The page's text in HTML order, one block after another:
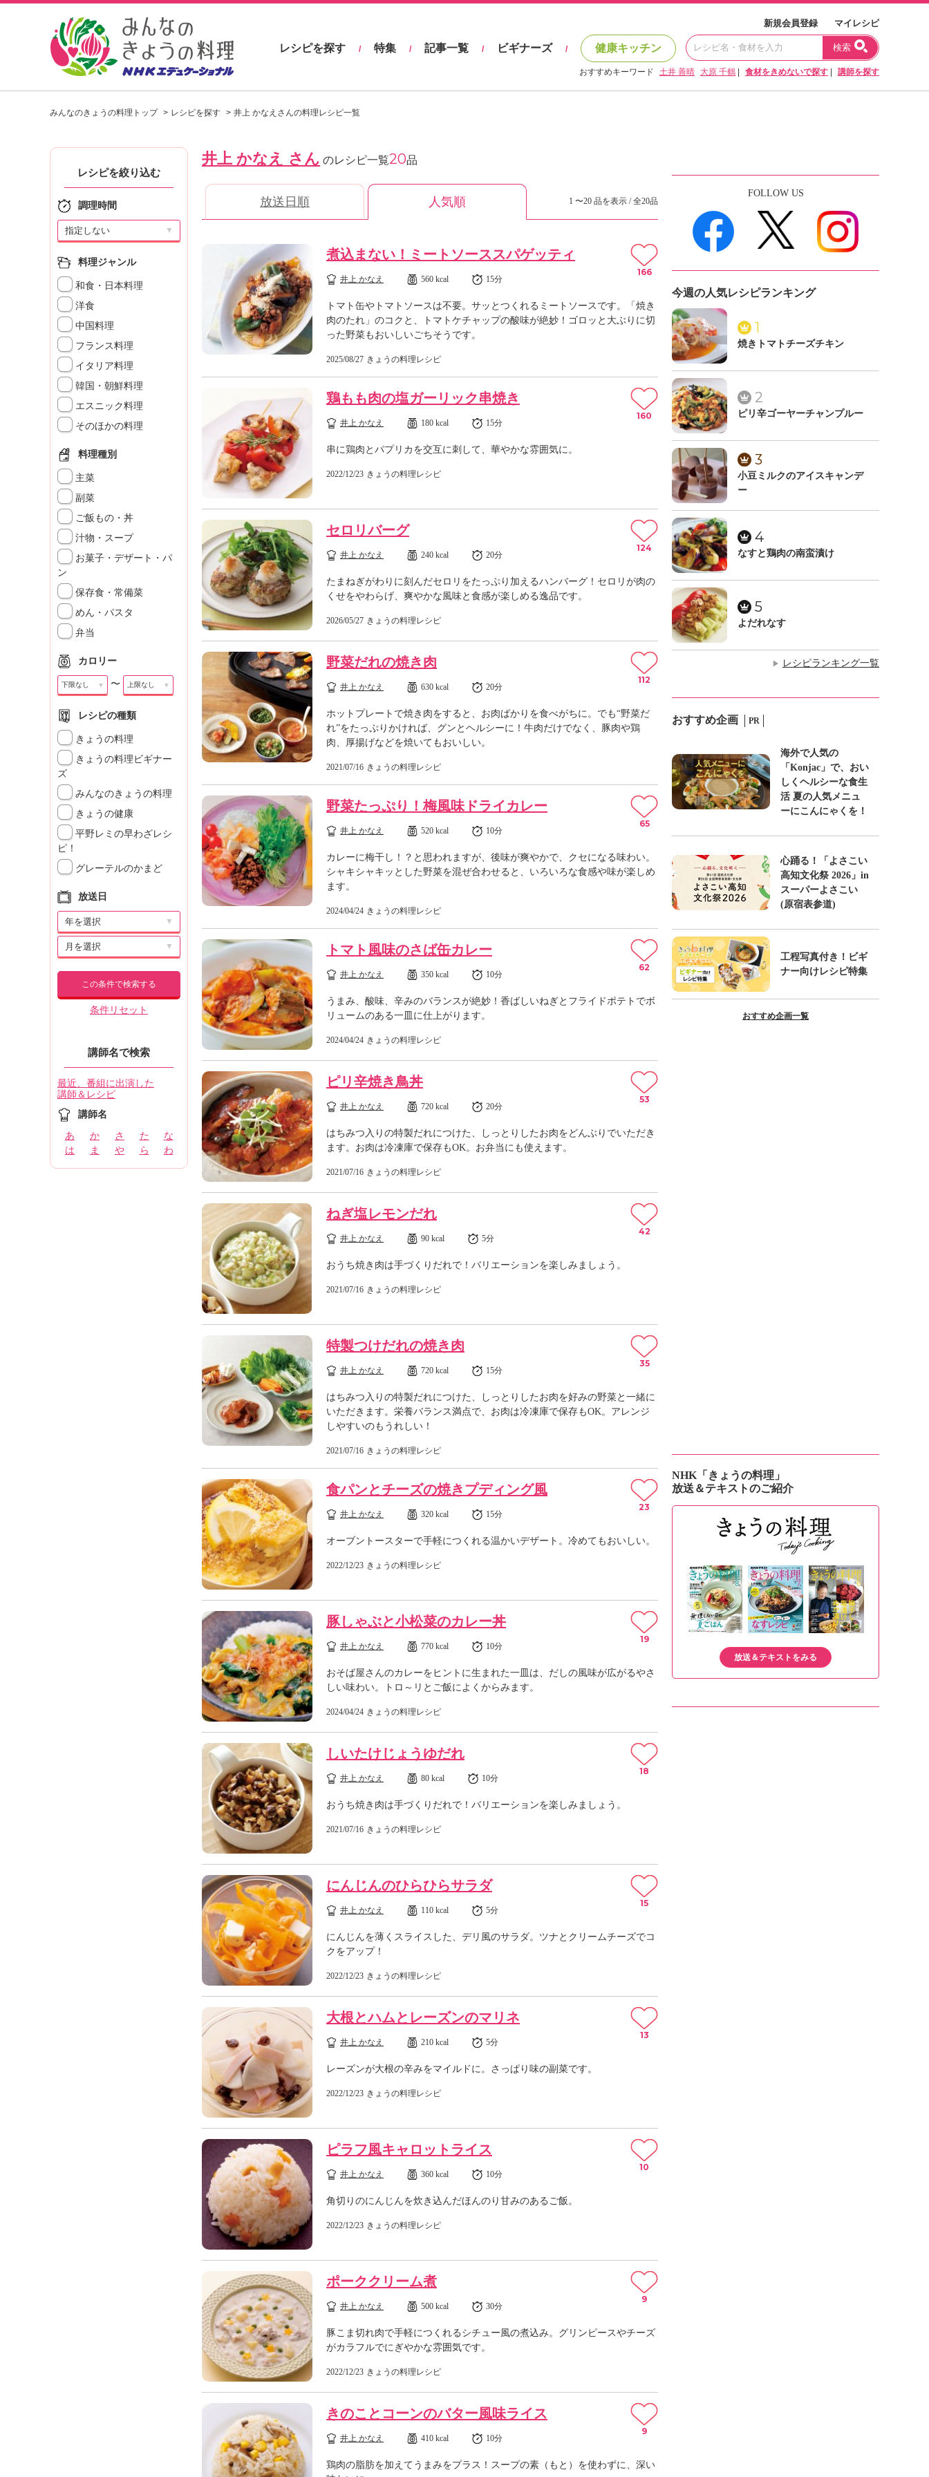
し
シ
を
う
。
H
K
エ
デ
ケ
ョ
ナ
ル
「
み
ん
の
き
ょ
う
の
料
」
新規会員登録 マイレシピ
レシピを探す / 特集 / 記事一覧 / ビギナーズ / 健康キッチン 検索
おすすめキーワード 土井 善晴 大原 千鶴 食材をきめないで探す 講師を探す
みんなのきょうの料理トップ レシピを探す 井上 かなえさんの料理レシピ一覧
レシピを絞り込む
調理時間
▼
料理ジャンル
和食・日本料理
洋食
中国料理
フランス料理
イタリア料理
韓国・朝鮮料理
エスニック料理
そのほかの料理
料理種別
主菜
副菜
ご飯もの・丼
汁物・スープ
お菓子・デザート・パ
ン
保存食・常備菜
めん・パスタ
弁当
カロリー
▼ 〜 ▼
レシピの種類
きょうの料理
きょうの料理ビギナー
ズ
みんなのきょうの料理
きょうの健康
平野レミの早わざレシ
ピ！
グレーテルのかまど
放送日
▼
▼
この条件で検索する
条件リセット
講師名で検索
最近、番組に出演した
講師＆レシピ
講師名
あ か さ た
な
は
ま や ら わ
井上 かなえ さん のレシピ一覧20品
放送日順 人気順 1 〜20 品を表示 / 全20品
煮込まない！ミートソーススパゲッティ
井上 かなえ 560 kcal 15分
トマト缶やトマトソースは不要。サッとつくれるミートソースです。「焼き
肉のたれ」のコクと、トマトケチャップの酸味が絶妙！ゴロッと大ぶりに切
った野菜もおいしいごちそうです。
2025/08/27 きょうの料理レシピ
166
鶏もも肉の塩ガーリック串焼き
井上 かなえ 180 kcal 15分
串に鶏肉とパプリカを交互に刺して、華やかな雰囲気に。
2022/12/23 きょうの料理レシピ
160
セロリバーグ
井上 かなえ 240 kcal 20分
たまねぎがわりに刻んだセロリをたっぷり加えるハンバーグ！セロリが肉の
くせをやわらげ、爽やかな風味と食感が楽しめる逸品です。
2026/05/27 きょうの料理レシピ
124
野菜だれの焼き肉
井上 かなえ 630 kcal 20分
ホットプレートで焼き肉をすると、お肉ばかりを食べがちに。でも“野菜だ
れ”をたっぷりかければ、グンとヘルシーに！牛肉だけでなく、豚肉や鶏
肉、厚揚げなどを焼いてもおいしい。
2021/07/16 きょうの料理レシピ
112
野菜たっぷり！梅風味ドライカレー
井上 かなえ 520 kcal 10分
カレーに梅干し！？と思われますが、後味が爽やかで、クセになる味わい。
シャキシャキッとした野菜を混ぜ合わせると、いろいろな食感や味が楽しめ
ます。
2024/04/24 きょうの料理レシピ
65
トマト風味のさば缶カレー
井上 かなえ 350 kcal 10分
うまみ、酸味、辛みのバランスが絶妙！香ばしいねぎとフライドポテトでボ
リュームのある一皿に仕上がります。
2024/04/24 きょうの料理レシピ
62
ピリ辛焼き鳥丼
井上 かなえ 720 kcal 20分
はちみつ入りの特製だれにつけた、しっとりしたお肉をどんぶりでいただき
ます。お肉は冷凍庫で保存もOK。お弁当にも使えます。
2021/07/16 きょうの料理レシピ
53
ねぎ塩レモンだれ
井上 かなえ 90 kcal 5分
おうち焼き肉は手づくりだれで！バリエーションを楽しみましょう。
2021/07/16 きょうの料理レシピ
42
特製つけだれの焼き肉
井上 かなえ 720 kcal 15分
はちみつ入りの特製だれにつけた、しっとりしたお肉を好みの野菜と一緒に
いただきます。栄養バランス満点で、お肉は冷凍庫で保存もOK。アレンジ
しやすいのもうれしい！
2021/07/16 きょうの料理レシピ
35
食パンとチーズの焼きプディング風
井上 かなえ 320 kcal 15分
オーブントースターで手軽につくれる温かいデザート。冷めてもおいしい。
2022/12/23 きょうの料理レシピ
23
豚しゃぶと小松菜のカレー丼
井上 かなえ 770 kcal 10分
おそば屋さんのカレーをヒントに生まれた一皿は、だしの風味が広がるやさ
しい味わい。トロ～リとご飯によくからみます。
2024/04/24 きょうの料理レシピ
19
しいたけじょうゆだれ
井上 かなえ 80 kcal 10分
おうち焼き肉は手づくりだれで！バリエーションを楽しみましょう。
2021/07/16 きょうの料理レシピ
18
にんじんのひらひらサラダ
井上 かなえ 110 kcal 5分
にんじんを薄くスライスした、デリ風のサラダ。ツナとクリームチーズでコ
クをアップ！
2022/12/23 きょうの料理レシピ
15
大根とハムとレーズンのマリネ
井上 かなえ 210 kcal 5分
レーズンが大根の辛みをマイルドに。さっぱり味の副菜です。
2022/12/23 きょうの料理レシピ
13
ピラフ風キャロットライス
井上 かなえ 360 kcal 10分
角切りのにんじんを炊き込んだほんのり甘みのあるご飯。
2022/12/23 きょうの料理レシピ
10
ポーククリーム煮
井上 かなえ 500 kcal 30分
豚こま切れ肉で手軽につくれるシチュー風の煮込み。グリンピースやチーズ
がカラフルでにぎやかな雰囲気です。
2022/12/23 きょうの料理レシピ
9
きのことコーンのバター風味ライス
井上 かなえ 410 kcal 10分
鶏肉の脂肪を加えてうまみをプラス！スープの素（もと）を使わずに、深い
9
FOLLOW US
今週の人気レシピランキング
1
焼きトマトチーズチキン
2
ピリ辛ゴーヤーチャンプルー
3
小豆ミルクのアイスキャンデ
ー
4
なすと鶏肉の南蛮漬け
5
よだれなす
▶ レシピランキング一覧
おすすめ企画 PR
海外で人気の
「Konjac」で、おい
しくヘルシーな食生
活 夏の人気メニュ
ーにこんにゃくを！
心踊る！「よさこい
高知文化祭 2026」in
スーパーよさこい
(原宿表参道)
工程写真付き！ビギ
ナー向けレシピ特集
おすすめ企画一覧
NHK「きょうの料理」
放送＆テキストのご紹介
放送＆テキストをみる